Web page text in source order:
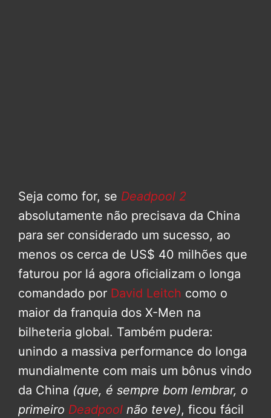
Seja como for, se Deadpool 2
absolutamente não precisava da China
para ser considerado um sucesso, ao
menos os cerca de US$ 40 milhões que
faturou por lá agora oficializam o longa
comandado por David Leitch como o
maior da franquia dos X-Men na
bilheteria global. Também pudera:
unindo a massiva performance do longa
mundialmente com mais um bônus vindo
da China (que, é sempre bom lembrar, o
primeiro Deadpool não teve), ficou fácil